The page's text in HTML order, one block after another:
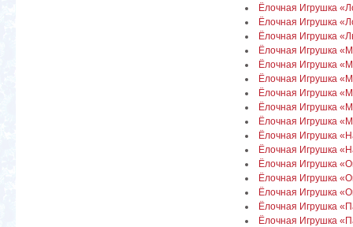
Ёлочная Игрушка
Ёлочная Игрушка
Ёлочная Игрушка
Ёлочная Игрушка
Ёлочная Игрушка
Ёлочная Игрушка
Ёлочная Игрушка
Ёлочная Игрушка
Ёлочная Игрушка
Ёлочная Игрушка
Ёлочная Игрушка
Ёлочная Игрушка
Ёлочная Игрушка
Ёлочная Игрушка
Ёлочная Игрушка
Ёлочная Игрушка